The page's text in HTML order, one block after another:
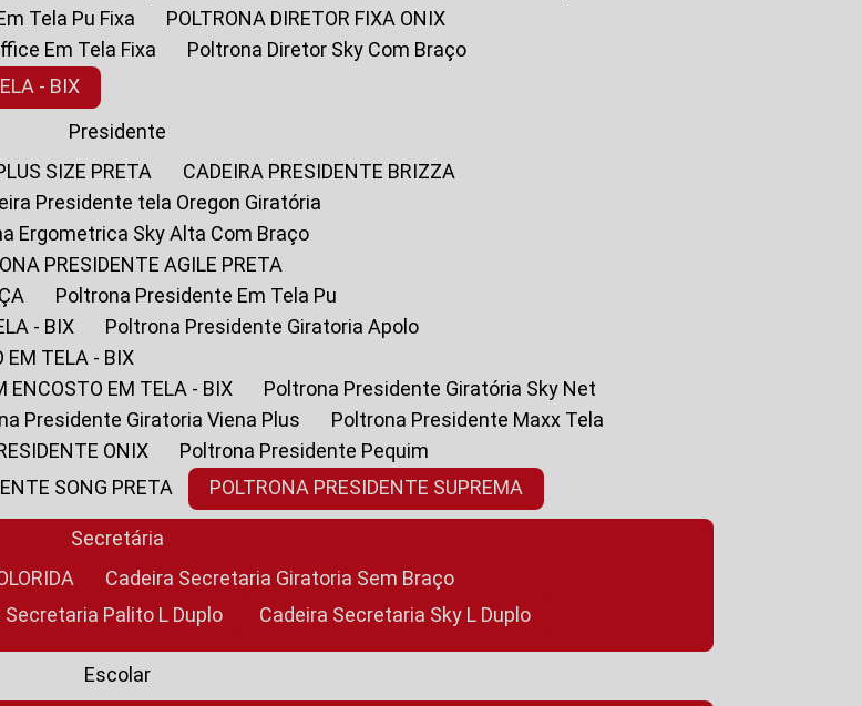
Tela Pu Fixa
POLTRONA DIRETOR FIXA ONIX
Em Tela Fixa
Poltrona Diretor Sky Com Braço
- BIX
Presidente
SIZE PRETA
CADEIRA PRESIDENTE BRIZZA
Presidente tela Oregon Giratória
Ergometrica Sky Alta Com Braço
PRESIDENTE AGILE PRETA
Poltrona Presidente Em Tela Pu
- BIX
Poltrona Presidente Giratoria Apolo
EM TELA - BIX
ENCOSTO EM TELA - BIX
Poltrona Presidente Giratória Sky Net
Presidente Giratoria Viena Plus
Poltrona Presidente Maxx Tela
ONIX
Poltrona Presidente Pequim
SONG PRETA POLTRONA PRESIDENTE SUPREMA
Secretária
Cadeira Secretaria Giratoria Sem Braço
Secretaria Palito L Duplo Cadeira Secretaria Sky L Duplo
Escolar